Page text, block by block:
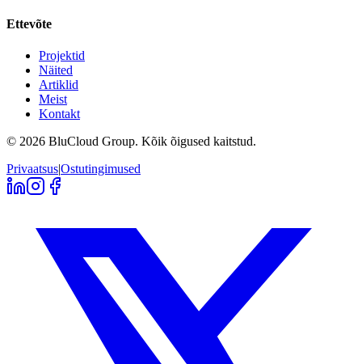
Ettevõte
Projektid
Näited
Artiklid
Meist
Kontakt
© 2026 BluCloud Group. Kõik õigused kaitstud.
PrivaatsusOstutingimused